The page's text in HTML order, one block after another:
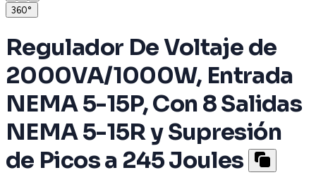
360°
Regulador De Voltaje de
2000VA/1000W, Entrada
NEMA 5-15P, Con 8 Salidas
NEMA 5-15R y Supresión
de Picos a 245 Joules